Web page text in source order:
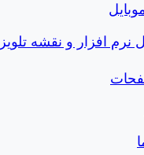
نرم افزار و نقشه